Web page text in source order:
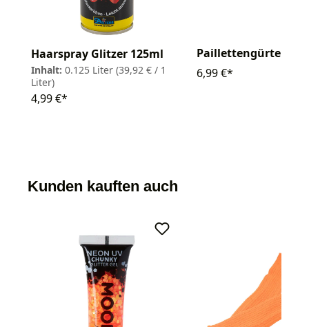
Haarspray Glitzer 125ml
Inhalt: 0.125 Liter (39,92 € / 1
Liter)
4,99 €*
Paillettengürtel
6,99 €*
Kunden kauften auch